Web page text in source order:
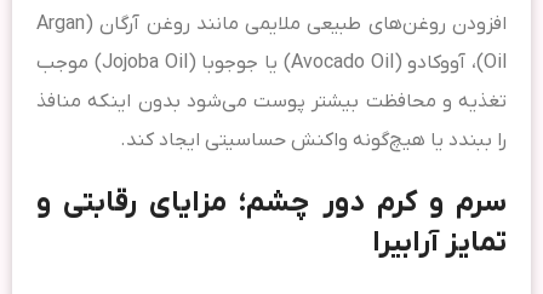
افزودن روغن‌های طبیعی ملایمی مانند روغن آرگان (Argan
Oil)، آووکادو (Avocado Oil) یا جوجوبا (Jojoba Oil) موجب
تغذیه و محافظت بیشتر پوست می‌شود بدون اینکه منافذ
را ببندد یا هیچ‌گونه واکنش حساسیتی ایجاد کند.
سرم و کرم دور چشم؛ مزایای رقابتی و
تمایز آرابیرا